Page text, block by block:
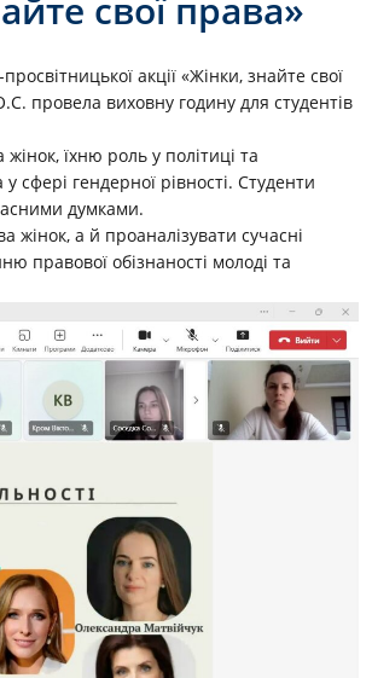
свої права»
акції «Жінки, знайте свої
провела виховну годину для студентів
їхню роль у політиці та
сфері гендерної рівності. Студенти
думками.
а й проаналізувати сучасні
правової обізнаності молоді та